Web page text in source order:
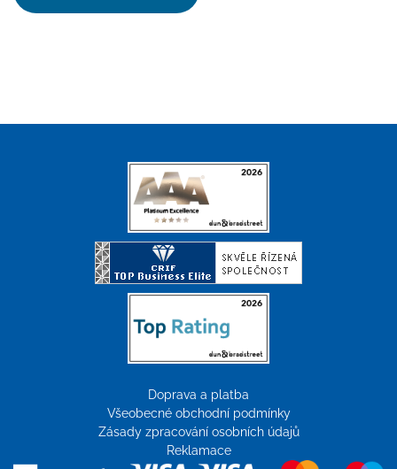
Doprava a platba
Všeobecné obchodní podmínky
Zásady zpracování osobních údajů
Reklamace